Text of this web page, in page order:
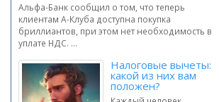
Альфа-Банк сообщил о том, что теперь
клиентам А-Клуба доступна покупка
бриллиантов, при этом нет необходимость в
уплате НДС. ...
Налоговые вычеты:
какой из них вам
положен?